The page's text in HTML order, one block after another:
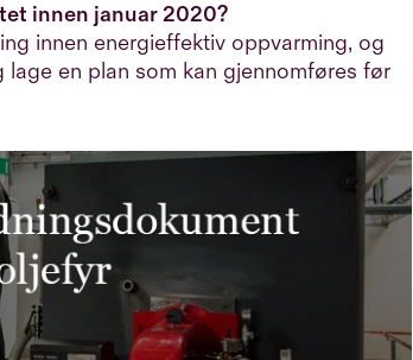
innen januar 2020?
innen energieffektiv oppvarming, og
en plan som kan gjennomføres før